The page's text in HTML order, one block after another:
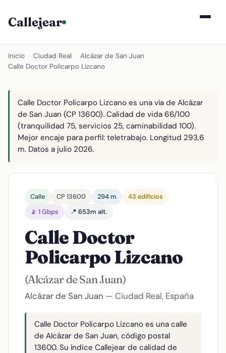
Callejear
Inicio Ciudad Real Alcázar de San Juan
Calle Doctor Policarpo Lizcano
Calle Doctor Policarpo Lizcano es una vía de Alcázar
de San Juan (CP 13600). Calidad de vida 66/100
(tranquilidad 75, servicios 25, caminabilidad 100).
Mejor encaje para perfil: teletrabajo. Longitud 293,6
m. Datos a julio 2026.
Calle CP 13600 294 m
43 edificios
📡 1 Gbps
📍 653m alt.
Calle Doctor
Policarpo Lizcano
(Alcázar de San Juan)
Alcázar de San Juan — Ciudad Real, España
Calle Doctor Policarpo Lizcano es una calle
de Alcázar de San Juan, código postal
13600. Su índice Callejear de calidad de